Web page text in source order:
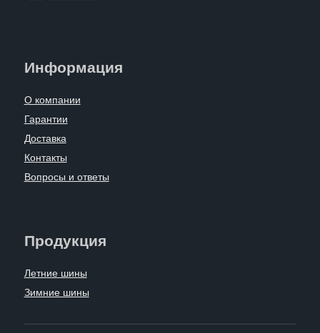
Информация
О компании
Гарантии
Доставка
Контакты
Вопросы и ответы
Продукция
Летние шины
Зимние шины